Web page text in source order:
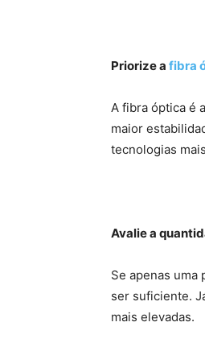
Priorize a fibra
A fibra óptica é
maior
tecnologias
Avalie a
Se apenas
ser suficiente.
mais elevadas.